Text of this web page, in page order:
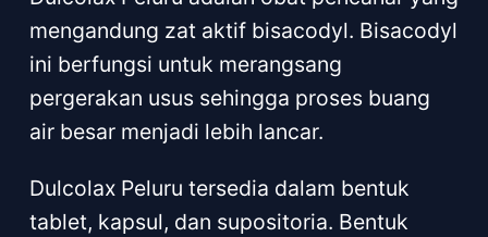
mengandung zat aktif bisacodyl. Bisacodyl
ini berfungsi untuk merangsang
pergerakan usus sehingga proses buang
air besar menjadi lebih lancar.
Dulcolax Peluru tersedia dalam bentuk
tablet, kapsul, dan supositoria. Bentuk